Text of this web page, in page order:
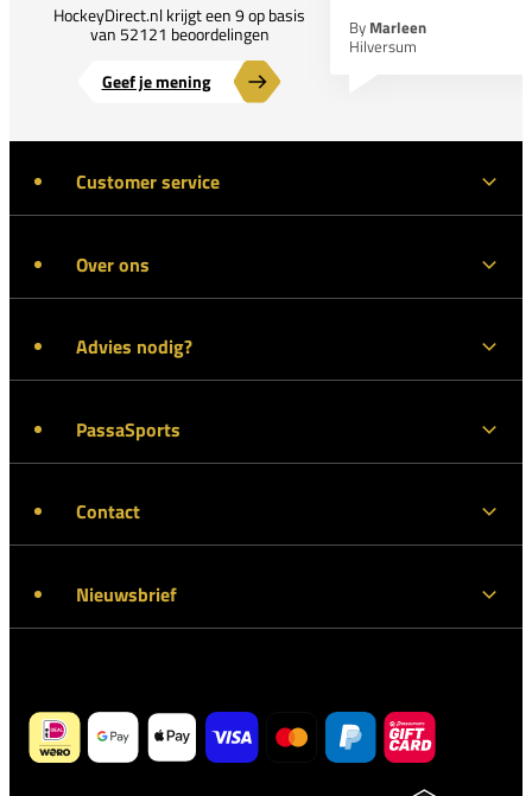
HockeyDirect.nl krijgt een 9 op basis
van 52121 beoordelingen
Geef je mening
By Marleen
Hilversum
Customer service
Over ons
Advies nodig?
PassaSports
Contact
Nieuwsbrief